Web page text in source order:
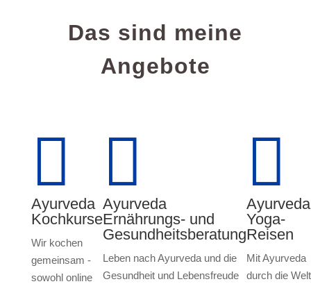
Das sind meine
Angebote

Ayurveda
Kochkurse
Wir kochen
gemeinsam -
sowohl online

Ayurveda
Ernährungs- und
Gesundheitsberatung
Leben nach Ayurveda und die
Gesundheit und Lebensfreude

Yoga-
Reisen
Mit Ayurveda
durch die Welt